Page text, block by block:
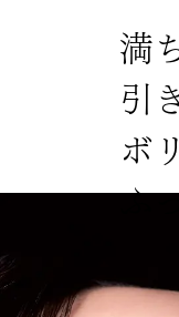
満
引
ボ リ
ふ